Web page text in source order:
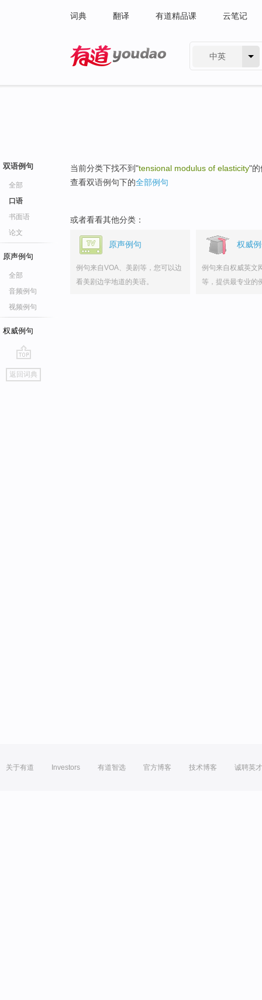
词典 翻译 有道精品课 云笔记
中英
双语例句
全部
口语
书面语
论文
原声例句
全部
音频例句
视频例句
权威例句
go
top
返回词典
当前分类下找不到"tensional modulus of elasticity"的
查看双语例句下的全部例句
或者看看其他分类：
原声例句
例句来自VOA、美剧等，您可以边
看美剧边学地道的美语。
权威
例句来自权威英文
等，提供最专业的
关于有道 Investors 有道智选 官方博客 技术博客 诚聘英才